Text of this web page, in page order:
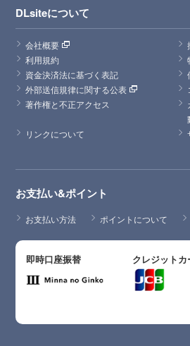
DLsiteについて
会社概要
利用規約
資金決済法に基づく表記
外部送信規律に関する公表
著作権と不正アクセス
リンクについて
お支払い&ポイント
お支払い方法 ポイントについて
即時口座振替 クレジットカ